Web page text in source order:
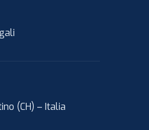
(CH) – Italia